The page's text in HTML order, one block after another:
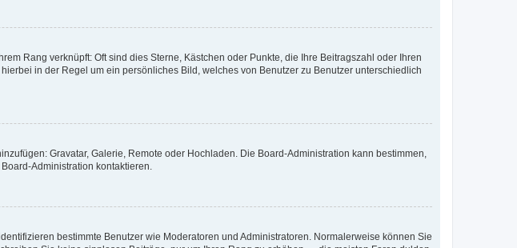
Rang verknüpft: Oft sind dies Sterne, Kästchen oder Punkte, die Ihre Beitragszahl oder Ihren
in der Regel um ein persönliches Bild, welches von Benutzer zu Benutzer unterschiedlich
Gravatar, Galerie, Remote oder Hochladen. Die Board-Administration kann bestimmen,
Administration kontaktieren.
bestimmte Benutzer wie Moderatoren und Administratoren. Normalerweise können Sie